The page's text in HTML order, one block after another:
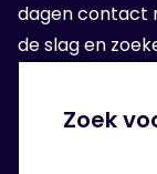
Zoek
dagen contact
de slag en